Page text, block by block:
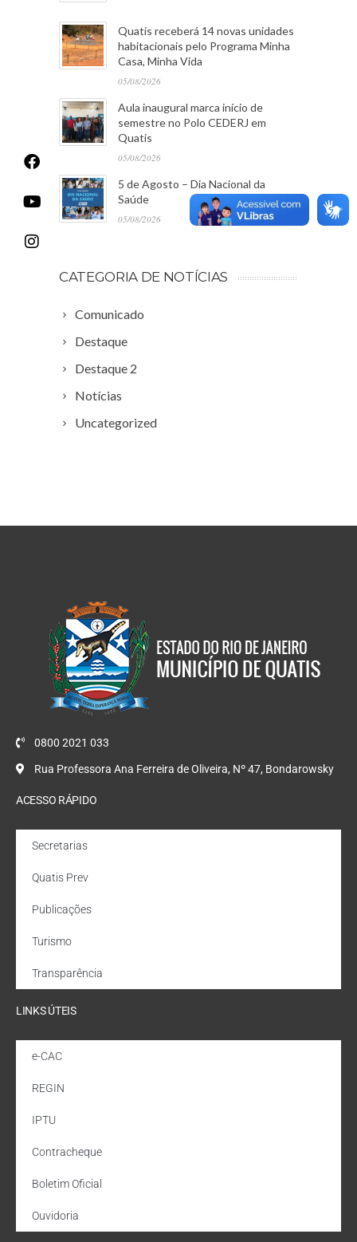
Quatis receberá 14 novas unidades
habitacionais pelo Programa Minha
Casa, Minha Vida
05/08/2026
Aula inaugural marca início de
semestre no Polo CEDERJ em
Quatis
05/08/2026
5 de Agosto – Dia Nacional da
Saúde
05/08/2026
CATEGORIA DE NOTÍCIAS
Comunicado
Destaque
Destaque 2
Notícias
Uncategorized
0800 2021 033
Rua Professora Ana Ferreira de Oliveira, Nº 47, Bondarowsky
ACESSO RÁPIDO
Secretarias
Quatis Prev
Publicações
Turismo
Transparência
LINKS ÚTEIS
e-CAC
REGIN
IPTU
Contracheque
Boletim Oficial
Ouvidoria